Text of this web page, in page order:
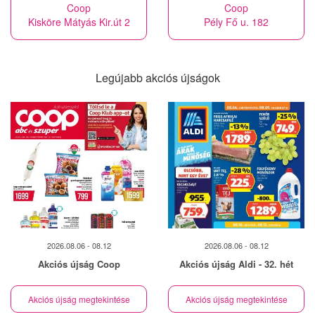
Coop
Kisköre Mátyás Kir.út 2
Coop
Pély Fő u. 182
Legújabb akciós újságok
2026.08.06 - 08.12
Akciós újság Coop
Akciós újság megtekintése
2026.08.06 - 08.12
Akciós újság Aldi - 32. hét
Akciós újság megtekintése